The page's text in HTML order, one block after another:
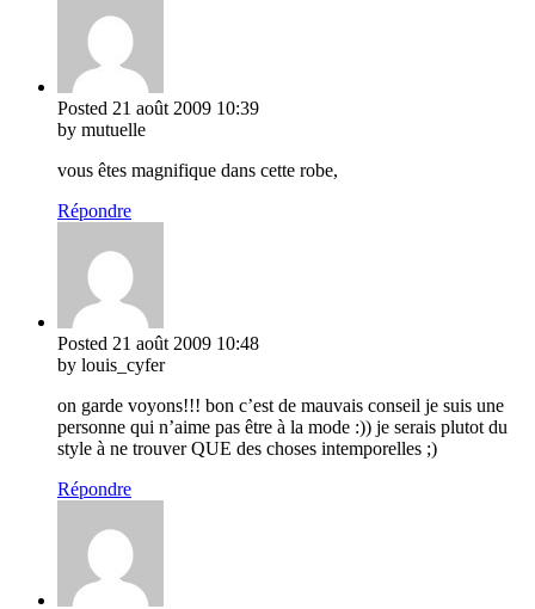
Posted 21 août 2009 10:39
by mutuelle
vous êtes magnifique dans cette robe,
Répondre
Posted 21 août 2009 10:48
by louis_cyfer
on garde voyons!!! bon c’est de mauvais conseil je suis une
personne qui n’aime pas être à la mode :)) je serais plutot du
style à ne trouver QUE des choses intemporelles ;)
Répondre